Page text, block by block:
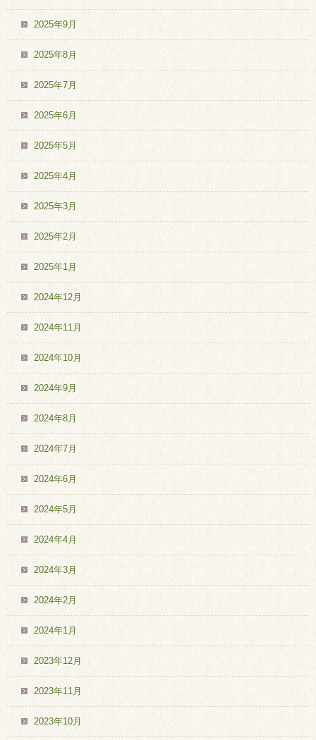
2025年9月
2025年8月
2025年7月
2025年6月
2025年5月
2025年4月
2025年3月
2025年2月
2025年1月
2024年12月
2024年11月
2024年10月
2024年9月
2024年8月
2024年7月
2024年6月
2024年5月
2024年4月
2024年3月
2024年2月
2024年1月
2023年12月
2023年11月
2023年10月